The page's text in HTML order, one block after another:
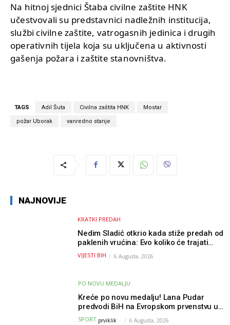
Na hitnoj sjednici Štaba civilne zaštite HNK
učestvovali su predstavnici nadležnih institucija,
službi civilne zaštite, vatrogasnih jedinica i drugih
operativnih tijela koja su uključena u aktivnosti
gašenja požara i zaštite stanovništva.
TAGS Adil Šuta Civilna zaštita HNK Mostar
požar Uborak vanredno stanje
NAJNOVIJE
KRATKI PREDAH
Nedim Sladić otkrio kada stiže predah od
paklenih vrućina: Evo koliko će trajati
osvježenje u BiH
VIJESTI BIH 6 Augusta, 2026
PO NOVU MEDALJU
Kreće po novu medalju! Lana Pudar
predvodi BiH na Evropskom prvenstvu u
Parizu
SPORT prviklik - 6 Augusta, 2026